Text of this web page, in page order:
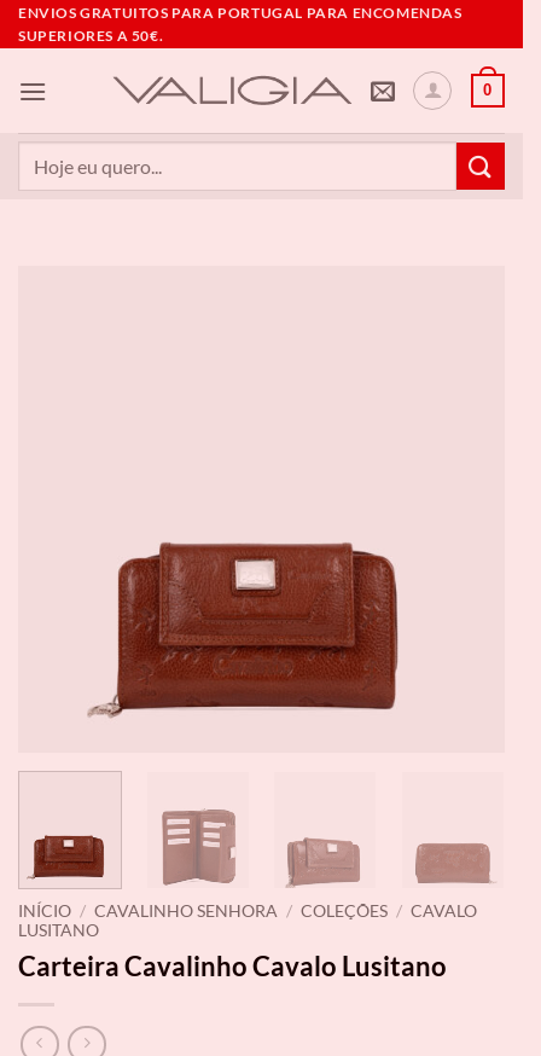
Skip
to
ENVIOS GRATUITOS PARA PORTUGAL PARA ENCOMENDAS
SUPERIORES A 50€.
0
INÍCIO / CAVALINHO SENHORA / COLEÇÕES / CAVALO
LUSITANO
Carteira Cavalinho Cavalo Lusitano